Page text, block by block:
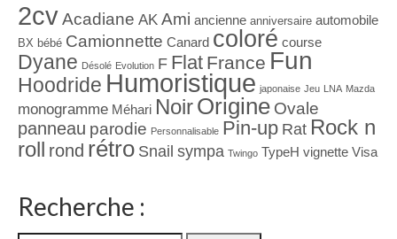
2cvAcadiane AK Ami ancienne anniversaire automobile
BX bébé Camionnette Canard coloré course
Dyane Désolé Evolution F Flat France Fun
Hoodride Humoristique japonaise Jeu LNA Mazda
monogramme Méhari NoirOrigine Ovale
panneau parodie Personnalisable Pin-up Rat Rock n
roll rond rétro Snail sympa Twingo TypeH vignette Visa
Recherche :